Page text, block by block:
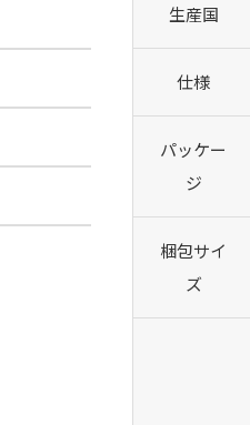
生産国
仕様
パッケー
ジ
梱包サイ
ズ